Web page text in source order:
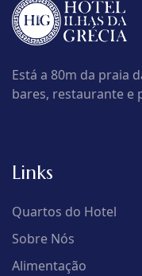
Está a 80m da praia
bares, restaurante e
Links
Quartos do Hotel
Sobre Nós
Alimentação